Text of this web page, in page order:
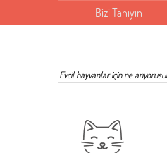
Bizi Tanıyın